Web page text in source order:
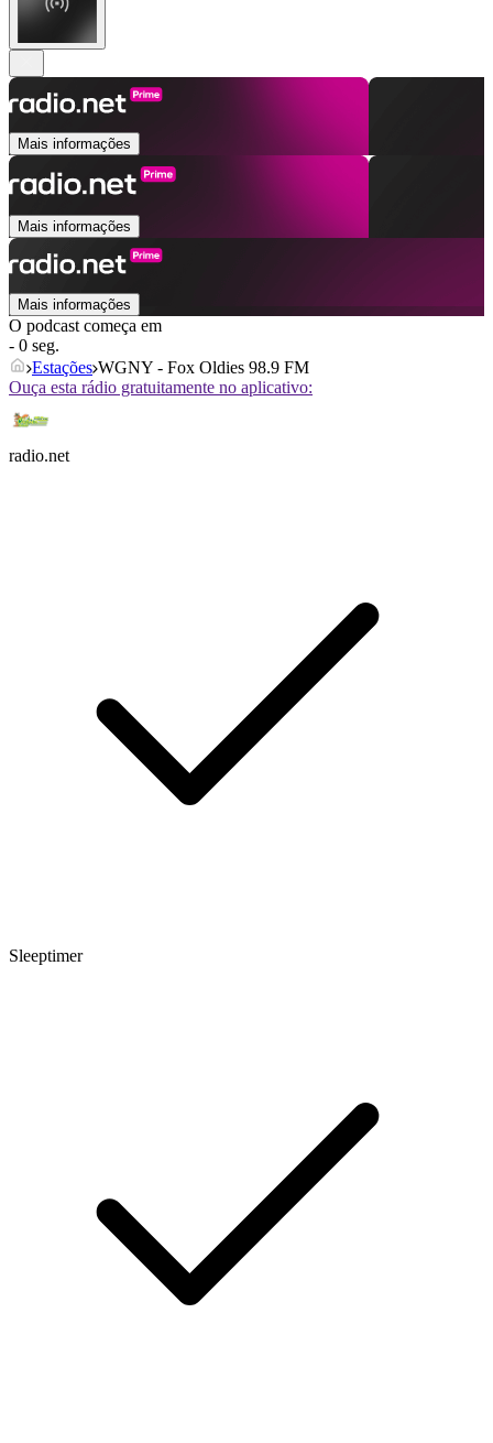
Mais informações
Mais informações
Mais informações
O podcast começa em
- 0 seg.
Estações WGNY - Fox Oldies 98.9 FM
Ouça esta rádio gratuitamente no aplicativo:
radio.net
Sleeptimer